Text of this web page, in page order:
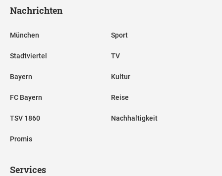
Nachrichten
München
Stadtviertel
Bayern
FC Bayern
TSV 1860
Promis
Sport
TV
Kultur
Reise
Nachhaltigkeit
Services